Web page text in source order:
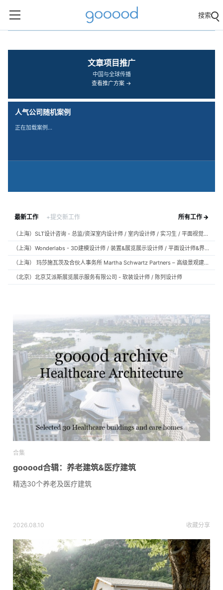
谷德设计网 gooood：建筑、搜索
文章项目推广
中国与全球传播
查看推广方案 →
人气公司随机案例
正在加载案例…
最新工作 +提交新工作 所有工作 →
（上海）SLT设计咨询 - 总监/资深室内设计师 / 室内设计师 / 实习生 / 平面视觉设计师 / 项目经理/中后期负责人 / 媒体公关负责人 / 服务体验设计师
（上海）Wonderlabs - 3D建模设计师 / 装置&展览展示设计师 / 平面设计师&界面设计方向
（上海） 玛莎施瓦茨及合伙人事务所 Martha Schwartz Partners – 高级景观建筑师 Senior Landscape Designer / 景观建筑师 Landscape Designer
（北京）北京艾派斯展览展示服务有限公司 - 软装设计师 / 陈列设计师
合集
gooood合辑：养老建筑&医疗建筑
精选30个养老及医疗建筑
2026.08.10 收藏分享